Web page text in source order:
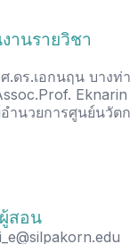
านรายวิชา
.ดร.เอกนฤน บางท่
ำนวยการศูนย์นวัต
สอน